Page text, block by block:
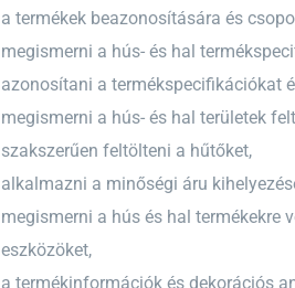
a termékek beazonosítására és
megismerni a hús- és hal
azonosítani a termékspecifikációkat
megismerni a hús- és hal területek
szakszerűen feltölteni a hűtőket,
alkalmazni a minőségi áru
megismerni a hús és hal termékekre
eszközöket,
a termékinformációk és dekorációs